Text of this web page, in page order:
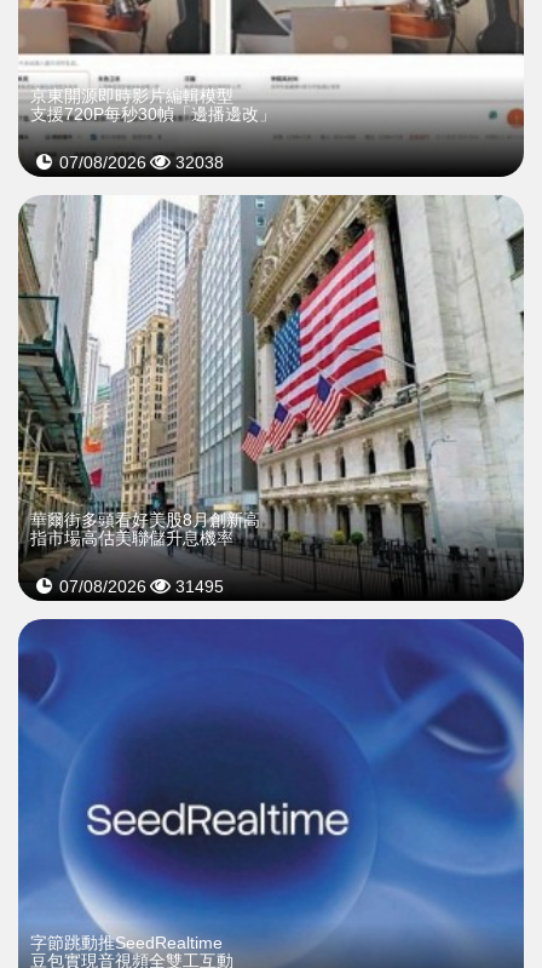
京東開源即時影片編輯模型
支援720P每秒30幀「邊播邊改」
07/08/2026 32038
華爾街多頭看好美股8月創新高
指市場高估美聯儲升息機率
07/08/2026 31495
字節跳動推SeedRealtime
豆包實現音視頻全雙工互動